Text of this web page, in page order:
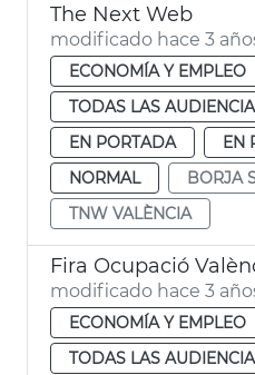
The Next Web
modificado hace 3
ECONOMÍA Y EMPLEO
TODAS LAS
EN PORTADA
EN
NORMAL
BORJA
TNW VALÈNCIA
Fira Ocupació
modificado hace 3
ECONOMÍA Y EMPLEO
TODAS LAS